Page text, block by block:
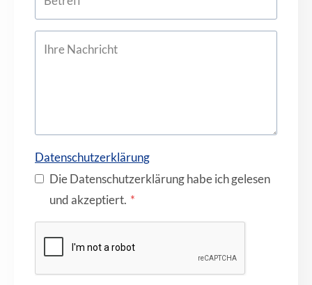
Datenschutzerklärung
Die Datenschutzerklärung habe ich gelesen
und akzeptiert. *